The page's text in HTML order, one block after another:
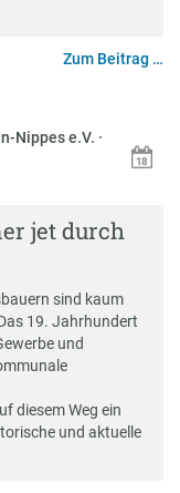
Zum Beitrag …
Nippes e.V. ·
jet durch
sind kaum
19. Jahrhundert
und
diesem Weg ein
und aktuelle